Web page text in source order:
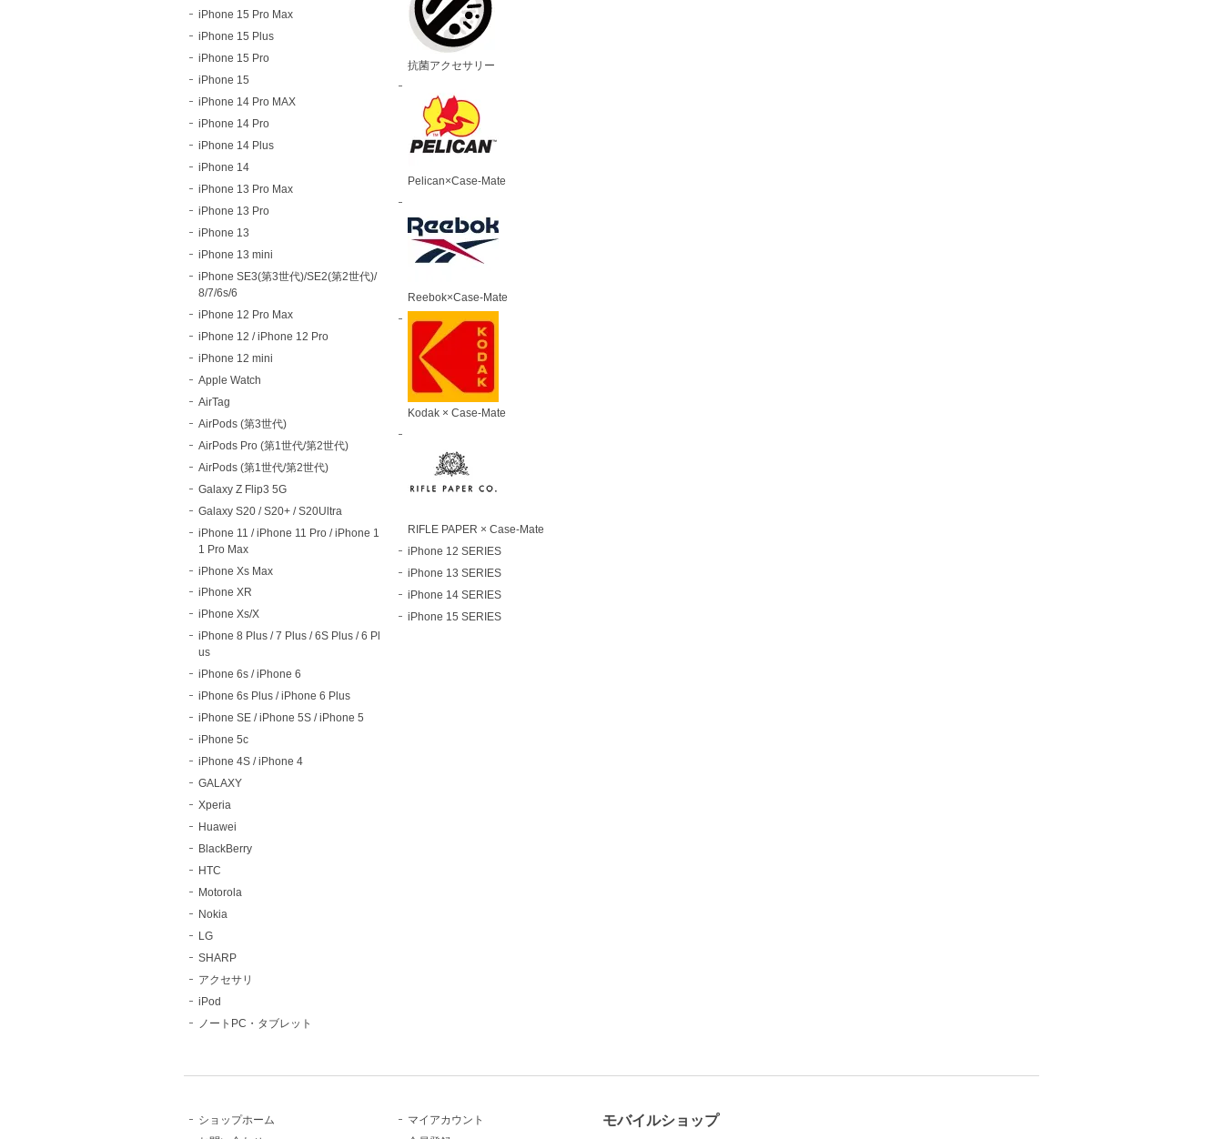
iPhone 15 Pro Max
iPhone 15 Plus
iPhone 15 Pro
iPhone 15
iPhone 14 Pro MAX
iPhone 14 Pro
iPhone 14 Plus
iPhone 14
iPhone 13 Pro Max
iPhone 13 Pro
iPhone 13
iPhone 13 mini
iPhone SE3(第3世代)/SE2(第2世代)/
8/7/6s/6
iPhone 12 Pro Max
iPhone 12 / iPhone 12 Pro
iPhone 12 mini
Apple Watch
AirTag
AirPods (第3世代)
AirPods Pro (第1世代/第2世代)
AirPods (第1世代/第2世代)
Galaxy Z Flip3 5G
Galaxy S20 / S20+ / S20Ultra
iPhone 11 / iPhone 11 Pro / iPhone 1
1 Pro Max
iPhone Xs Max
iPhone XR
iPhone Xs/X
iPhone 8 Plus / 7 Plus / 6S Plus / 6 Pl
us
iPhone 6s / iPhone 6
iPhone 6s Plus / iPhone 6 Plus
iPhone SE / iPhone 5S / iPhone 5
iPhone 5c
iPhone 4S / iPhone 4
GALAXY
Xperia
Huawei
BlackBerry
HTC
Motorola
Nokia
LG
SHARP
アクセサリ
iPod
ノートPC・タブレット
抗菌アクセサリー
Pelican×Case-Mate
Reebok×Case-Mate
Kodak × Case-Mate
RIFLE PAPER × Case-Mate
iPhone 12 SERIES
iPhone 13 SERIES
iPhone 14 SERIES
iPhone 15 SERIES
ショップホーム
マイアカウント
モバイルショップ